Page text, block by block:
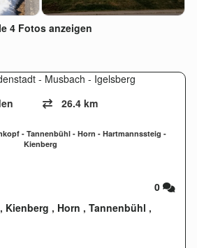
4 Fotos anzeigen
- Musbach - Igelsberg
26.4 km
- Tannenbühl - Horn - Hartmannssteig -
Kienberg
0
, Kienberg , Horn , Tannenbühl ,